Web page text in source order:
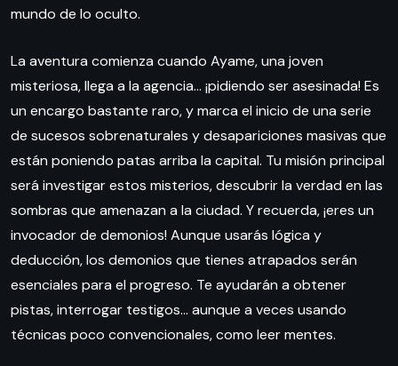
mundo de lo oculto.
La aventura comienza cuando Ayame, una joven
misteriosa, llega a la agencia… ¡pidiendo ser asesinada! Es
un encargo bastante raro, y marca el inicio de una serie
de sucesos sobrenaturales y desapariciones masivas que
están poniendo patas arriba la capital. Tu misión principal
será investigar estos misterios, descubrir la verdad en las
sombras que amenazan a la ciudad. Y recuerda, ¡eres un
invocador de demonios! Aunque usarás lógica y
deducción, los demonios que tienes atrapados serán
esenciales para el progreso. Te ayudarán a obtener
pistas, interrogar testigos… aunque a veces usando
técnicas poco convencionales, como leer mentes.